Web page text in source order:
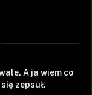
A ja wiem co
zepsuł.